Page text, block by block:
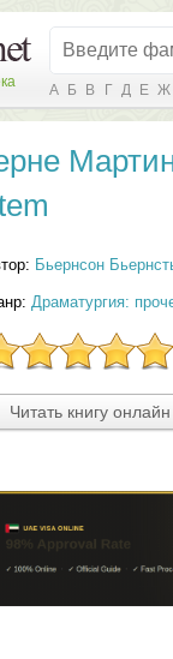
А Б В Г Д Е Ж
Бьернсон
Драматургия:
Читать книгу